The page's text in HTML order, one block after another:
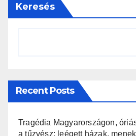
Keresés
Recent Posts
Tragédia Magyarországon,
a tűzvész: leégett házak,